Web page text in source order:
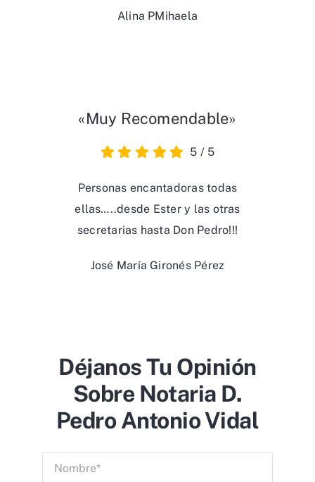
Alina PMihaela
«Muy Recomendable»
5 / 5
Personas encantadoras todas
ellas…..desde Ester y las otras
secretarias hasta Don Pedro!!!
José María Gironés Pérez
Déjanos Tu Opinión
Sobre Notaria D.
Pedro Antonio Vidal